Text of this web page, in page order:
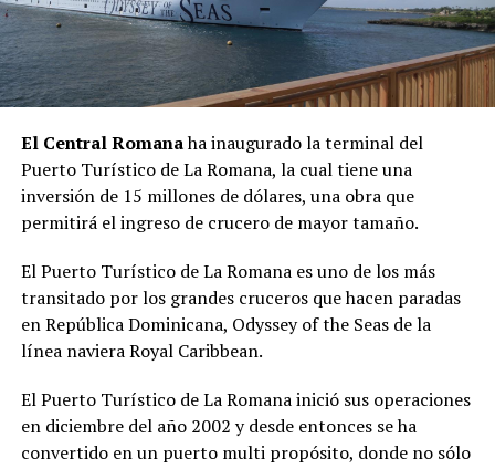
El Central Romanaha inaugurado la terminal del
Puerto Turístico de La Romana, la cual tiene una
inversión de 15 millones de dólares, una obra que
permitirá el ingreso de crucero de mayor tamaño.
El Puerto Turístico de La Romana es uno de los más
transitado por los grandes cruceros que hacen paradas
en República Dominicana, Odyssey of the Seas de la
línea naviera Royal Caribbean.
El Puerto Turístico de La Romana inició sus operaciones
en diciembre del año 2002 y desde entonces se ha
convertido en un puerto multi propósito, donde no sólo